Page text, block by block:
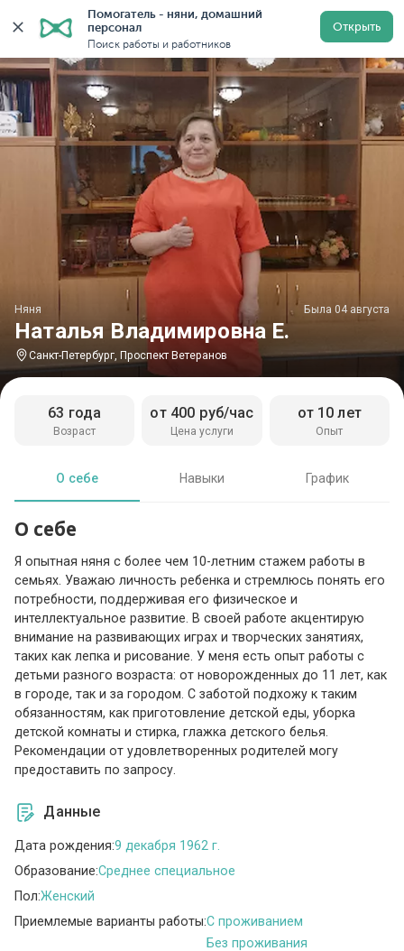
Помогатель - няни, домашний
персонал
Поиск работы и работников
Открыть
Главная Няни Няни в Санкт-Петербурге Няни у
Наталья Владимировна Е.
Няня Была 04 августа
Санкт-Петербург, Проспект Ветеранов
Возраст
63 года
Цена услуги
от 400 руб/час
Опыт
от 10 лет
О себе Навыки График
О себе
Я опытная няня с более чем 10-летним стажем работы в
семьях. Уважаю личность ребенка и стремлюсь понять его
потребности, поддерживая его физическое и
интеллектуальное развитие. В своей работе акцентирую
внимание на развивающих играх и творческих занятиях,
таких как лепка и рисование. У меня есть опыт работы с
детьми разного возраста: от новорожденных до 11 лет, как
в городе, так и за городом. С заботой подхожу к таким
обязанностям, как приготовление детской еды, уборка
детской комнаты и стирка, глажка детского белья.
Рекомендации от удовлетворенных родителей могу
предоставить по запросу.
Данные
Дата рождения:9 декабря 1962 г.
Образование:Среднее специальное
Пол:Женский
Приемлемые варианты работы:C проживанием
Без проживания